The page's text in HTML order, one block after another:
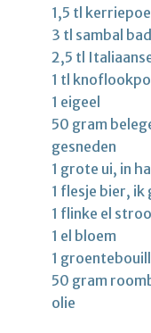
1,5 tl
3 tl sambal
2,5 tl
1 tl
1 eigeel
50 gram
gesneden
1 grote ui, in
1 flesje bier,
1 flinke el
1 el bloem
1
50 gram
olie